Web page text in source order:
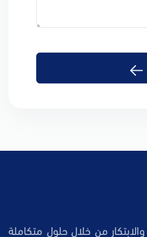
من خلال حلول متكاملة